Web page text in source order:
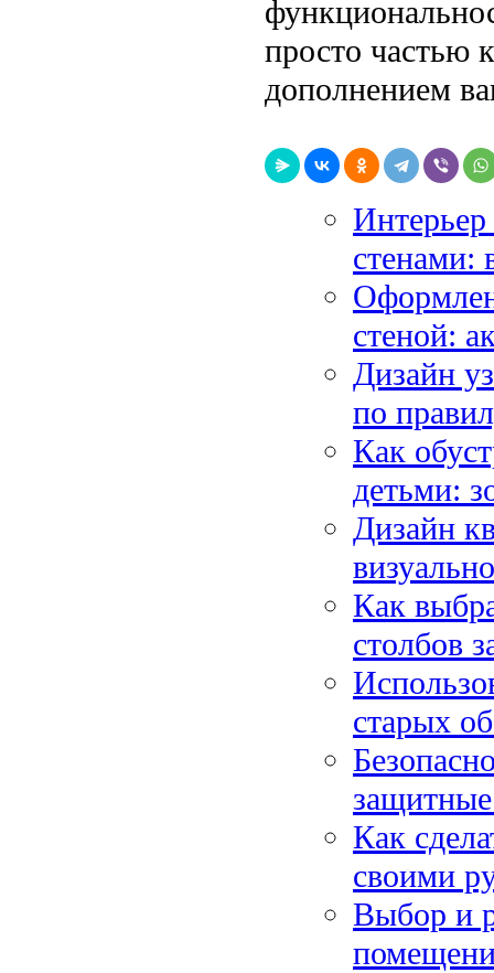
просто частью
дополнением
стенами:
стеной:
Дизайн
по
Как
детьми:
Дизайн
Как
столбов
старых
Как
своими
Выбор и